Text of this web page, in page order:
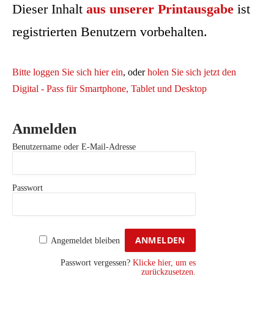
Dieser Inhalt aus unserer Printausgabe ist
registrierten Benutzern vorbehalten.
Bitte loggen Sie sich hier ein, oderholen Sie sich jetzt den
Digital - Pass für Smartphone, Tablet und Desktop
Anmelden
Benutzername oder E-Mail-Adresse
Passwort
Angemeldet bleiben
Passwort vergessen? Klicke hier, um es
zurückzusetzen.